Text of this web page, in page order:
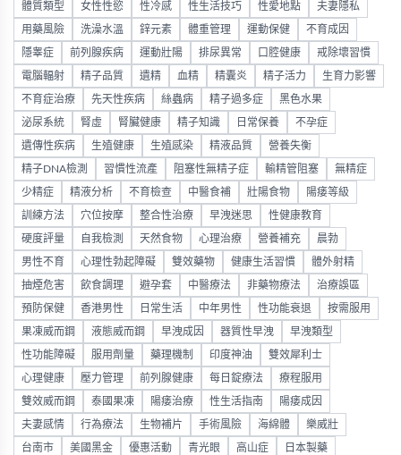
體質類型 女性性慾 性冷感 性生活技巧 性愛地點 夫妻隱私
用藥風險 洗澡水溫 鋅元素 體重管理 運動保健 不育成因
隱睾症 前列腺疾病 運動壯陽 排尿異常 口腔健康 戒除壞習慣
電腦輻射 精子品質 遺精 血精 精囊炎 精子活力 生育力影響
不育症治療 先天性疾病 絲蟲病 精子過多症 黑色水果
泌尿系統 腎虛 腎臟健康 精子知識 日常保養 不孕症
遺傳性疾病 生殖健康 生殖感染 精液品質 營養失衡
精子DNA檢測 習慣性流產 阻塞性無精子症 輸精管阻塞 無精症
少精症 精液分析 不育檢查 中醫食補 壯陽食物 陽痿等級
訓練方法 穴位按摩 整合性治療 早洩迷思 性健康教育
硬度評量 自我檢測 天然食物 心理治療 營養補充 晨勃
男性不育 心理性勃起障礙 雙效藥物 健康生活習慣 體外射精
抽煙危害 飲食調理 避孕套 中醫療法 非藥物療法 治療誤區
預防保健 香港男性 日常生活 中年男性 性功能衰退 按需服用
果凍威而鋼 液態威而鋼 早洩成因 器質性早洩 早洩類型
性功能障礙 服用劑量 藥理機制 印度神油 雙效犀利士
心理健康 壓力管理 前列腺健康 每日錠療法 療程服用
雙效威而鋼 泰國果凍 陽痿治療 性生活指南 陽痿成因
夫妻感情 行為療法 生物補片 手術風險 海綿體 樂威壯
台南市 美國黑金 優惠活動 青光眼 高山症 日本製藥